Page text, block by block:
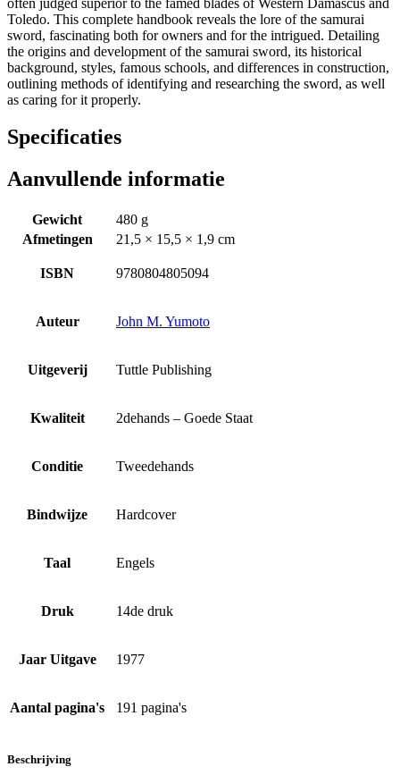
Toledo. This complete handbook reveals the lore of the samurai
sword, fascinating both for owners and for the intrigued. Detailing
the origins and development of the samurai sword, its historical
background, styles, famous schools, and differences in construction,
outlining methods of identifying and researching the sword, as well
as caring for it properly.
Specificaties
Aanvullende informatie
Gewicht
480 g
Afmetingen
21,5 × 15,5 × 1,9 cm
ISBN 9780804805094
Auteur John M. Yumoto
Uitgeverij Tuttle Publishing
Kwaliteit 2dehands – Goede Staat
Conditie Tweedehands
Bindwijze Hardcover
Taal Engels
Druk 14de druk
Jaar Uitgave 1977
Aantal pagina's 191 pagina's
Beschrijving